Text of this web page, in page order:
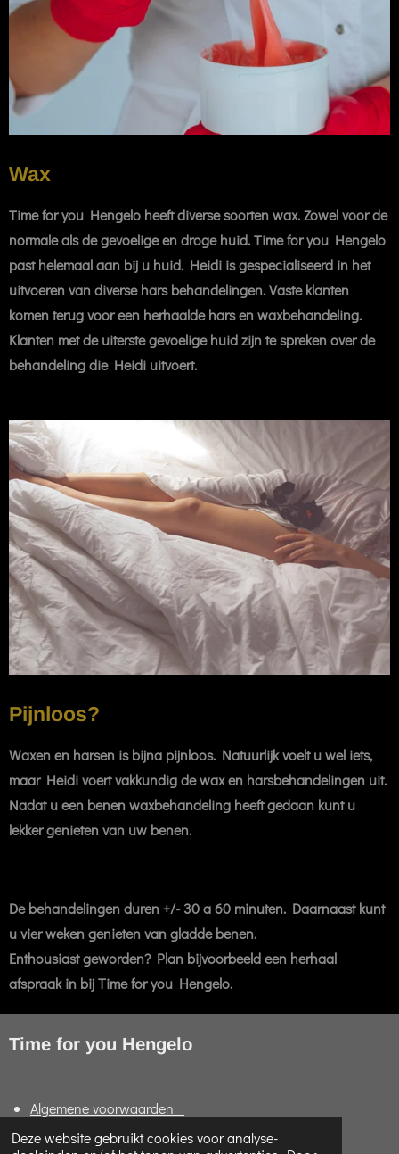
Deze website gebruikt cookies voor analyse-
Wax
Time for you Hengelo heeft diverse soorten wax. Zowel voor de
normale als de gevoelige en droge huid. Time for you Hengelo
past helemaal aan bij u huid. Heidi is gespecialiseerd in het
uitvoeren van diverse hars behandelingen. Vaste klanten
komen terug voor een herhaalde hars en waxbehandeling.
Klanten met de uiterste gevoelige huid zijn te spreken over de
behandeling die Heidi uitvoert.
Pijnloos?
Waxen en harsen is bijna pijnloos. Natuurlijk voelt u wel iets,
maar Heidi voert vakkundig de wax en harsbehandelingen uit.
Nadat u een benen waxbehandeling heeft gedaan kunt u
lekker genieten van uw benen.
De behandelingen duren +/- 30 a 60 minuten. Daarnaast kunt
u vier weken genieten van gladde benen.
Enthousiast geworden? Plan bijvoorbeeld een herhaal
afspraak in bij Time for you Hengelo.
Time for you Hengelo
Algemene voorwaarden
Retourneren en garantie